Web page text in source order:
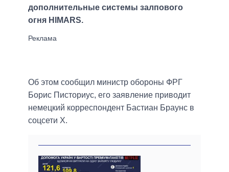
дополнительные системы залпового
огня HIMARS.
Об этом сообщил министр обороны ФРГ
Борис Писториус, его заявление приводит
немецкий корреспондент Бастиан Браунс в
соцсети X.